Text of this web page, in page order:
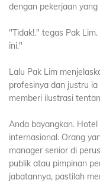
dengan pekerjaan
"Tidak!." tegas Pak
ini."
Lalu Pak Lim
profesinya dan justru
memberi ilustrasi
Anda bayangkan.
internasional. Orang
manager senior di
publik atau pimpinan
jabatannya, pastilah